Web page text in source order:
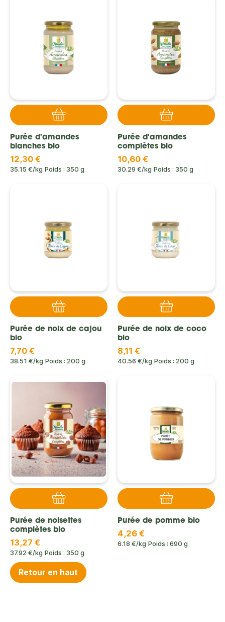
Purée d'amandes
blanches bio
12,30 €
35.15 €/kg Poids : 350 g
Purée d'amandes
complètes bio
10,60 €
30.29 €/kg Poids : 350 g
Purée de noix de cajou
bio
7,70 €
38.51 €/kg Poids : 200 g
Purée de noix de coco
bio
8,11 €
40.56 €/kg Poids : 200 g
Purée de noisettes
complètes bio
13,27 €
37.92 €/kg Poids : 350 g
Purée de pomme bio
4,26 €
6.18 €/kg Poids : 690 g
Retour en haut